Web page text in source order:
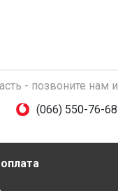
- позвоните
(066) 550-76-68